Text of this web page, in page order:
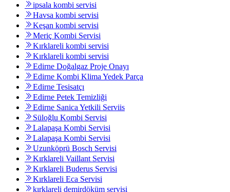
ipsala kombi servisi
Havsa kombi servisi
Keşan kombi servisi
Meriç Kombi Servisi
Kırklareli kombi servisi
Kırklareli kombi servisi
Edirne Doğalgaz Proje Onayı
Edirne Kombi Klima Yedek Parça
Edirne Tesisatçı
Edirne Petek Temizliği
Edirne Sanica Yetkili Serviis
Süloğlu Kombi Servisi
Lalapaşa Kombi Servisi
Lalapaşa Kombi Servisi
Uzunköprü Bosch Servisi
Kırklareli Vaillant Servisi
Kırklareli Buderus Servisi
Kırklareli Eca Servisi
kırklareli demirdöküm servisi